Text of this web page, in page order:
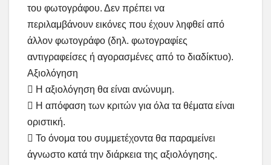
του φωτογράφου. Δεν πρέπει να
περιλαμβάνουν εικόνες που έχουν ληφθεί από
άλλον φωτογράφο (δηλ. φωτογραφίες
αντιγραφείσες ή αγορασμένες από το διαδίκτυο).
Αξιολόγηση
 Η αξιολόγηση θα είναι ανώνυμη.
 Η απόφαση των κριτών για όλα τα θέματα είναι
οριστική.
 Το όνομα του συμμετέχοντα θα παραμείνει
άγνωστο κατά την διάρκεια της αξιολόγησης.